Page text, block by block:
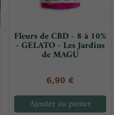
Fleurs de CBD - 8 à 10%
- GELATO - Les Jardins
de MAGU
6,90 €
Ajouter au panier